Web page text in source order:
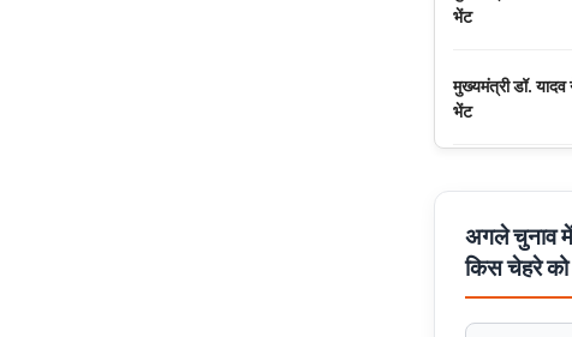
भेंट
मुख्यमंत्री डॉ.
भेंट
मुख्यमंत्री डॉ.
अगले चुनाव
किस चेहरे